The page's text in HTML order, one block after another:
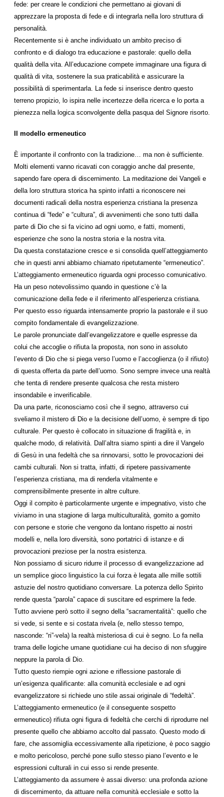
fede: per creare le condizioni che permettano ai giovani di
apprezzare la proposta di fede e di integrarla nella loro struttura di
personalità.
Recentemente si è anche individuato un ambito preciso di
confronto e di dialogo tra educazione e pastorale: quello della
qualità della vita. All’educazione compete immaginare una figura di
qualità di vita, sostenere la sua praticabilità e assicurare la
possibilità di sperimentarla. La fede si inserisce dentro questo
terreno propizio, lo ispira nelle incertezze della ricerca e lo porta a
pienezza nella logica sconvolgente della pasqua del Signore risorto.
Il modello ermeneutico
È importante il confronto con la tradizione… ma non è sufficiente.
Molti elementi vanno ricavati con coraggio anche dal presente,
sapendo fare opera di discernimento. La meditazione dei Vangeli e
della loro struttura storica ha spinto infatti a riconoscere nei
documenti radicali della nostra esperienza cristiana la presenza
continua di “fede” e “cultura”, di avvenimenti che sono tutti dalla
parte di Dio che si fa vicino ad ogni uomo, e fatti, momenti,
esperienze che sono la nostra storia e la nostra vita.
Da questa constatazione cresce e si consolida quell’atteggiamento
che in questi anni abbiamo chiamato ripetutamente “ermeneutico”.
L’atteggiamento ermeneutico riguarda ogni processo comunicativo.
Ha un peso notevolissimo quando in questione c’è la
comunicazione della fede e il riferimento all’esperienza cristiana.
Per questo esso riguarda intensamente proprio la pastorale e il suo
compito fondamentale di evangelizzazione.
Le parole pronunciate dall’evangelizzatore e quelle espresse da
colui che accoglie o rifiuta la proposta, non sono in assoluto
l’evento di Dio che si piega verso l’uomo e l’accoglienza (o il rifiuto)
di questa offerta da parte dell’uomo. Sono sempre invece una realtà
che tenta di rendere presente qualcosa che resta mistero
insondabile e inverificabile.
Da una parte, riconosciamo così che il segno, attraverso cui
sveliamo il mistero di Dio e la decisione dell’uomo, è sempre di tipo
culturale. Per questo è collocato in situazione di fragilità e, in
qualche modo, di relatività. Dall’altra siamo spinti a dire il Vangelo
di Gesù in una fedeltà che sa rinnovarsi, sotto le provocazioni dei
cambi culturali. Non si tratta, infatti, di ripetere passivamente
l’esperienza cristiana, ma di renderla vitalmente e
comprensibilmente presente in altre culture.
Oggi il compito è particolarmente urgente e impegnativo, visto che
viviamo in una stagione di larga multiculturalità, gomito a gomito
con persone e storie che vengono da lontano rispetto ai nostri
modelli e, nella loro diversità, sono portatrici di istanze e di
provocazioni preziose per la nostra esistenza.
Non possiamo di sicuro ridurre il processo di evangelizzazione ad
un semplice gioco linguistico la cui forza è legata alle mille sottili
astuzie del nostro quotidiano conversare. La potenza dello Spirito
rende questa “parola” capace di suscitare ed esprimere la fede.
Tutto avviene però sotto il segno della “sacramentalità”: quello che
si vede, si sente e si costata rivela (e, nello stesso tempo,
nasconde: “ri”-vela) la realtà misteriosa di cui è segno. Lo fa nella
trama delle logiche umane quotidiane cui ha deciso di non sfuggire
neppure la parola di Dio.
Tutto questo riempie ogni azione e riflessione pastorale di
un’esigenza qualificante: alla comunità ecclesiale e ad ogni
evangelizzatore si richiede uno stile assai originale di “fedeltà”.
L’atteggiamento ermeneutico (e il conseguente sospetto
ermeneutico) rifiuta ogni figura di fedeltà che cerchi di riprodurre nel
presente quello che abbiamo accolto dal passato. Questo modo di
fare, che assomiglia eccessivamente alla ripetizione, è poco saggio
e molto pericoloso, perché pone sullo stesso piano l’evento e le
espressioni culturali in cui esso si rende presente.
L’atteggiamento da assumere è assai diverso: una profonda azione
di discernimento, da attuare nella comunità ecclesiale e sotto la